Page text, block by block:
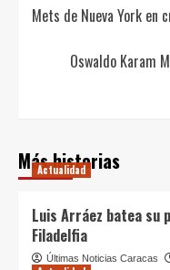
navigation
Mets de Nueva York en
Oswaldo Karam
Más historias
Actualidad
Luis Arráez batea su
Filadelfia
Últimas Noticias Caracas